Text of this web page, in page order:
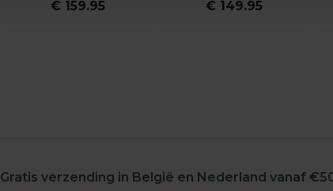
€ 159.95 € 149.95
Gratis verzending in België en Nederland vanaf